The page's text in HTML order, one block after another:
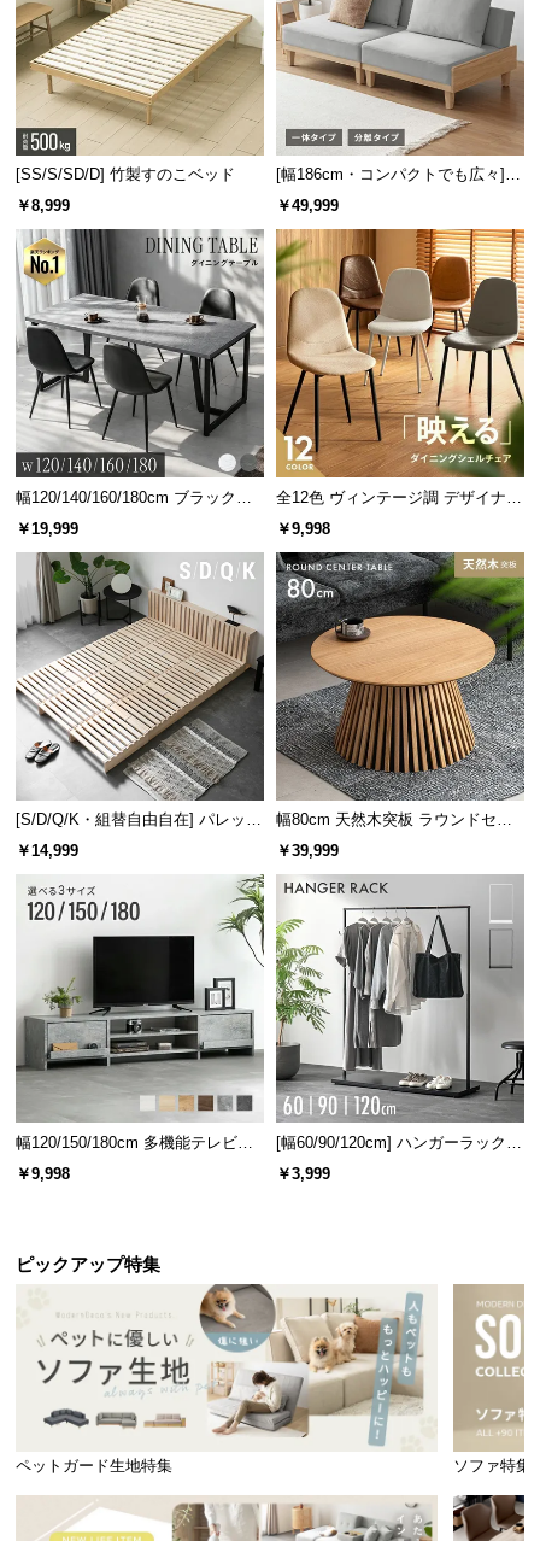
キャスター付きで移動も自由自在。衣類を掛けたまま掃除や模様替えも
楽に行えます。
強度に優れたスチール製
本体とハンガーはスチール製で粉体塗装されています。耐久性が高く、
安全にご使用いただけます。
幅広いアイテムを収納可能
[SS/S/SD/D] 竹製すのこベッド
￥8,999
[幅186cm・コンパクトでも広々] 3
人掛けソファベッド リクライニン
￥49,999
幅120/140/160/180cm ブラックフ
レーム ダイニング 大理石調 4人掛
￥19,999
全12色 ヴィンテージ調 デザイナー
ズシェルチェア
￥9,998
[S/D/Q/K・組替自由自在] パレット
ベッド 8/12/16枚セット
￥14,999
幅80cm 天然木突板 ラウンドセン
ターテーブル 美しい格子デザイン
￥39,999
幅120/150/180cm 多機能テレビボ
ード 木目/石目調 オープン収納・
引き出し収納付き
￥9,998
[幅60/90/120cm] ハンガーラック
スチール 4段階高さ調節 サイドフ
ック オープンラック シンプル
￥3,999
ピックアップ特集
ペットガード生地特集 ソファ特集